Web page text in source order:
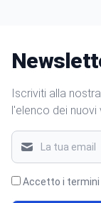
Iscriviti alla
l'elenco dei nuovi
Accetto i termini